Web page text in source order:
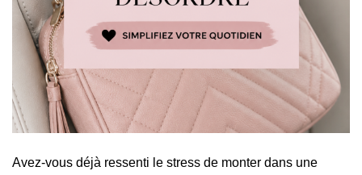
Avez-vous déjà ressenti le stress de monter dans une